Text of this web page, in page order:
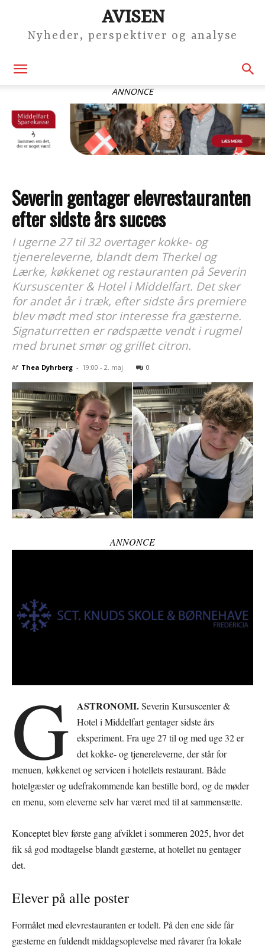
AVISEN
Nyheder, perspektiver og analyse
ANNONCE
Severin gentager elevrestauranten
efter sidste års succes
I ugerne 27 til 32 overtager kokke- og
tjenereleverne, blandt dem Therkel og
Lærke, køkkenet og restauranten på Severin
Kursuscenter & Hotel i Middelfart. Det sker
for andet år i træk, efter sidste års premiere
blev mødt med stor interesse fra gæsterne.
Signaturretten er rødspætte vendt i rugmel
med brunet smør og grillet citron.
Af Thea Dyhrberg - 19:00 - 2. maj 0
ANNONCE
G ASTRONOMI.Severin Kursuscenter &
Hotel i Middelfart gentager sidste års
eksperiment. Fra uge 27 til og med uge 32 er
det kokke- og tjenereleverne, der står for
menuen, køkkenet og servicen i hotellets restaurant. Både
hotelgæster og udefrakommende kan bestille bord, og de møder
en menu, som eleverne selv har været med til at sammensætte.
Konceptet blev første gang afviklet i sommeren 2025, hvor det
fik så god modtagelse blandt gæsterne, at hotellet nu gentager
det.
Elever på alle poster
Formålet med elevrestauranten er todelt. På den ene side får
gæsterne en fuldendt middagsoplevelse med råvarer fra lokale